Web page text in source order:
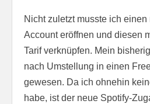
Nicht zuletzt musste ich
Account eröffnen und diesen
Tarif verknüpfen. Mein
nach Umstellung in einen
gewesen. Da ich ohnehin
habe, ist der neue Spotify-